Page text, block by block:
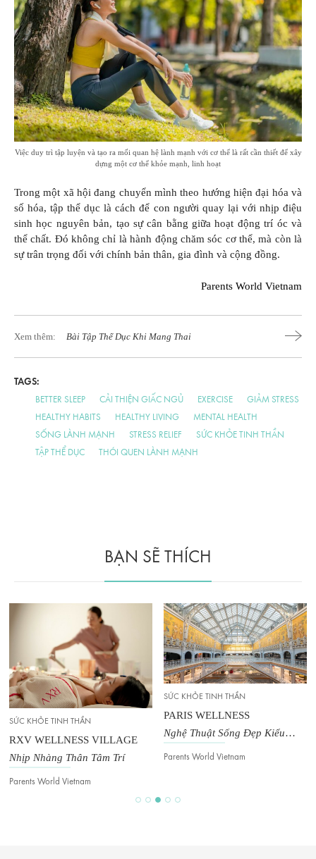
Việc duy trì tập luyện và tạo ra mối quan hệ lành mạnh với cơ thể là rất cần thiết để xây
dựng một cơ thể khỏe mạnh, linh hoạt
Trong một xã hội đang chuyển mình theo hướng hiện đại hóa và
số hóa, tập thể dục là cách để con người quay lại với nhịp điệu
sinh học nguyên bản, tạo sự cân bằng giữa hoạt động trí óc và
thể chất. Đó không chỉ là hành động chăm sóc cơ thể, mà còn là
sự trân trọng đối với chính bản thân, gia đình và cộng đồng.
Parents World Vietnam
Xem thêm: Bài Tập Thể Dục Khi Mang Thai
TAGS:
BETTER SLEEP CẢI THIỆN GIẤC NGỦ EXERCISE
GIẢM STRESS
HEALTHY HABITS
HEALTHY LIVING
MENTAL HEALTH
SỐNG LÀNH MẠNH
STRESS RELIEF
SỨC KHỎE TINH THẦN
TẬP THỂ DỤC
THÓI QUEN LÀNH MẠNH
BẠN SẼ THÍCH
SỨC KHỎE TINH THẦN
RXV WELLNESS VILLAGE
Nhịp Nhàng Thân Tâm Trí
Parents World Vietnam
SỨC KHỎE TINH THẦN
PARIS WELLNESS
Nghệ Thuật Sống Đẹp Kiểu
Parents World Vietnam